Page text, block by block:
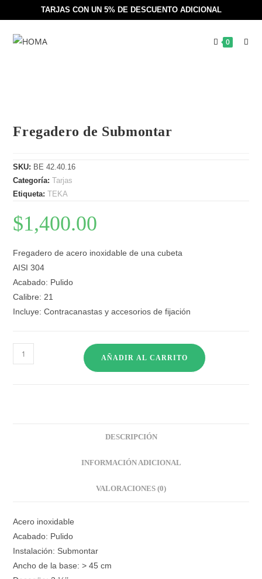
TARJAS CON UN 5% DE DESCUENTO ADICIONAL
0
Fregadero de Submontar
SKU: BE 42.40.16
Categoría:Tarjas
Etiqueta:TEKA
$1,400.00
Fregadero de acero inoxidable de una cubeta
AISI 304
Acabado: Pulido
Calibre: 21
Incluye: Contracanastas y accesorios de fijación
AÑADIR AL CARRITO
DESCRIPCIÓN
INFORMACIÓN ADICIONAL
VALORACIONES (0)
Acero inoxidable
Acabado: Pulido
Instalación: Submontar
Ancho de la base: > 45 cm